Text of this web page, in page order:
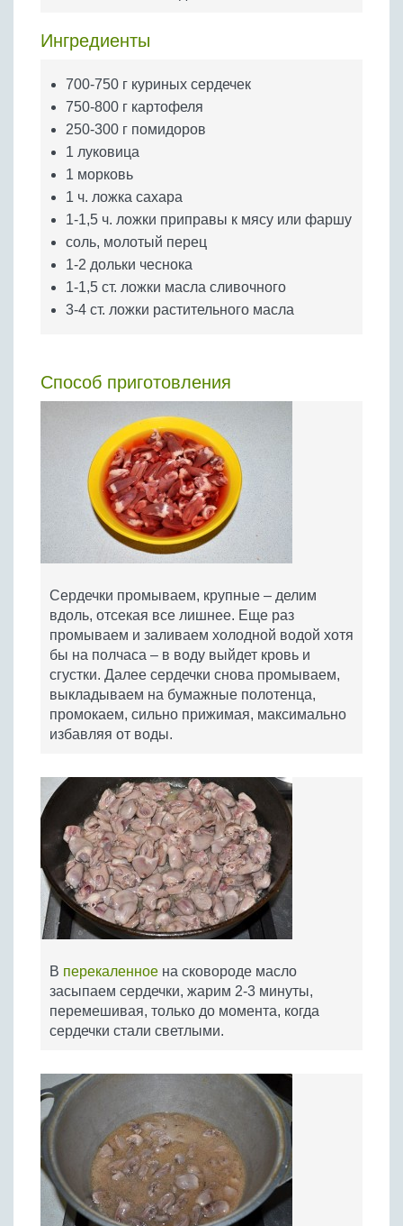
Яйца
Ингредиенты
700-750 г куриных сердечек
750-800 г картофеля
250-300 г помидоров
1 луковица
1 морковь
1 ч. ложка сахара
1-1,5 ч. ложки приправы к мясу или фаршу
соль, молотый перец
1-2 дольки чеснока
1-1,5 ст. ложки масла сливочного
3-4 ст. ложки растительного масла
Способ приготовления
Сердечки промываем, крупные – делим
вдоль, отсекая все лишнее. Еще раз
промываем и заливаем холодной водой хотя
бы на полчаса – в воду выйдет кровь и
сгустки. Далее сердечки снова промываем,
выкладываем на бумажные полотенца,
промокаем, сильно прижимая, максимально
избавляя от воды.
В перекаленное на сковороде масло
засыпаем сердечки, жарим 2-3 минуты,
перемешивая, только до момента, когда
сердечки стали светлыми.